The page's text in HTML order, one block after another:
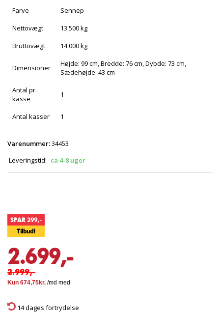
Farve
Sennep
Nettovægt
13.500 kg
Bruttovægt
14.000 kg
Dimensioner
Højde: 99 cm, Bredde: 76 cm, Dybde: 73 cm,
Sædehøjde: 43 cm
Antal pr.
kasse
1
Antal kasser 1
Varenummer:34453
Leveringstid: ca 4-8 uger
SPAR 299,-
Tilbud!
2.699,-
2.999,-
14 dages fortrydelse